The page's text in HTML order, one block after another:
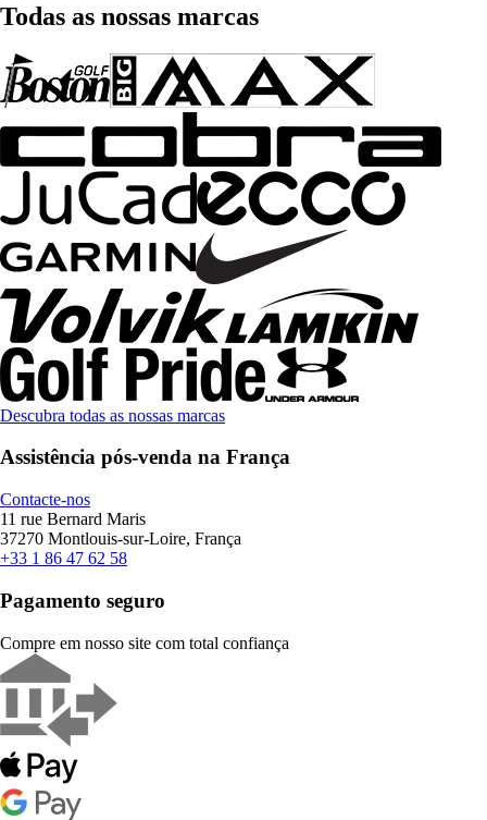
Todas as nossas marcas
Descubra todas as nossas marcas
Assistência pós-venda na França
Contacte-nos
11 rue Bernard Maris
37270 Montlouis-sur-Loire, França
+33 1 86 47 62 58
Pagamento seguro
Compre em nosso site com total confiança